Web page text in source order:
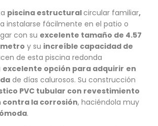
piscina estructuralcircular familiar,
instalarse fácilmente en el patio o
con su excelente tamaño de 4.57
y su increíble capacidad de
de esta piscina redonda
excelente opción para adquirir en
de días calurosos. Su construcción
PVC tubular con revestimiento
la corrosión, haciéndola muy
.